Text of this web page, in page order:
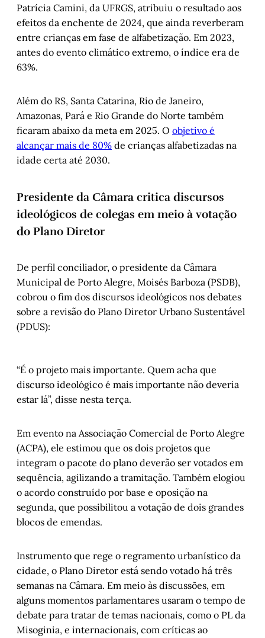
Patrícia Camini, da UFRGS, atribuiu o resultado aos
efeitos da enchente de 2024, que ainda reverberam
entre crianças em fase de alfabetização. Em 2023,
antes do evento climático extremo, o índice era de
63%.
Além do RS, Santa Catarina, Rio de Janeiro,
Amazonas, Pará e Rio Grande do Norte também
ficaram abaixo da meta em 2025. O objetivo é
alcançar mais de 80% de crianças alfabetizadas na
idade certa até 2030.
Presidente da Câmara critica discursos
ideológicos de colegas em meio à votação
do Plano Diretor
De perfil conciliador, o presidente da Câmara
Municipal de Porto Alegre, Moisés Barboza (PSDB),
cobrou o fim dos discursos ideológicos nos debates
sobre a revisão do Plano Diretor Urbano Sustentável
(PDUS):
“É o projeto mais importante. Quem acha que
discurso ideológico é mais importante não deveria
estar lá”, disse nesta terça.
Em evento na Associação Comercial de Porto Alegre
(ACPA), ele estimou que os dois projetos que
integram o pacote do plano deverão ser votados em
sequência, agilizando a tramitação. Também elogiou
o acordo construído por base e oposição na
segunda, que possibilitou a votação de dois grandes
blocos de emendas.
Instrumento que rege o regramento urbanístico da
cidade, o Plano Diretor está sendo votado há três
semanas na Câmara. Em meio às discussões, em
alguns momentos parlamentares usaram o tempo de
debate para tratar de temas nacionais, como o PL da
Misoginia, e internacionais, com críticas ao